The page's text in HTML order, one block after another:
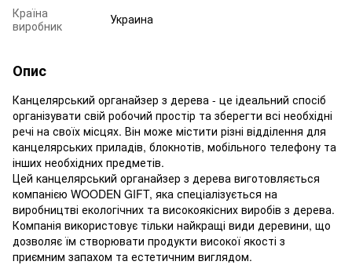
Країна
виробник
Украина
Опис
Канцелярський органайзер з дерева - це ідеальний спосіб
організувати свій робочий простір та зберегти всі необхідні
речі на своїх місцях. Він може містити різні відділення для
канцелярських приладів, блокнотів, мобільного телефону та
інших необхідних предметів.
Цей канцелярський органайзер з дерева виготовляється
компанією WOODEN GIFT, яка спеціалізується на
виробництві екологічних та високоякісних виробів з дерева.
Компанія використовує тільки найкращі види деревини, що
дозволяє їм створювати продукти високої якості з
приємним запахом та естетичним виглядом.